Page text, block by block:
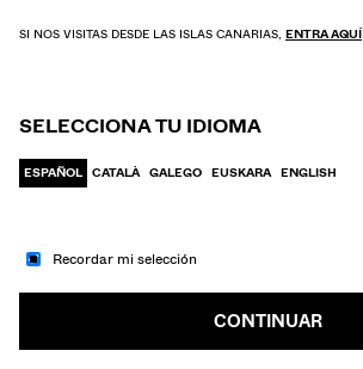
HOMBRE
SI NOS VISITAS DESDE LAS ISLAS CANARIAS, ENTRA AQUÍ
SELECCIONA TU IDIOMA
ESPAÑOL CATALÀ GALEGO EUSKARA ENGLISH
Recordar mi selección
CONTINUAR